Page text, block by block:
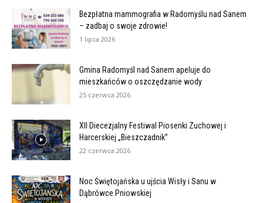
Bezpłatna mammografia w Radomyślu nad Sanem
– zadbaj o swoje zdrowie!
1 lipca 2026
Gmina Radomyśl nad Sanem apeluje do
mieszkańców o oszczędzanie wody
25 czerwca 2026
XII Diecezjalny Festiwal Piosenki Zuchowej i
Harcerskiej „Bieszczadnik”
22 czerwca 2026
Noc Świętojańska u ujścia Wisły i Sanu w
Dąbrówce Pniowskiej